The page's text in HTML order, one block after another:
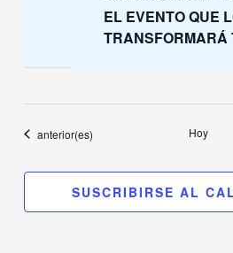
EL EVENTO QUE
TRANSFORMARÁ
Eventos
anterior(es) Hoy
SUSCRIBIRSE AL